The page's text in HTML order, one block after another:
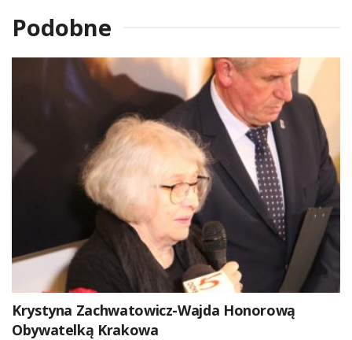
Podobne
Krystyna Zachwatowicz-Wajda Honorową
Obywatelką Krakowa